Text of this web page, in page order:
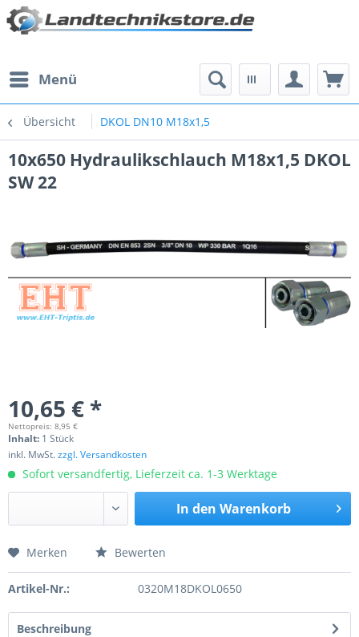
Menü
Übersicht DKOL DN10 M18x1,5
10x650 Hydraulikschlauch M18x1,5 DKOL
SW 22
10,65 € *
Nettopreis: 8,95 €
Inhalt: 1 Stück
inkl. MwSt.zzgl. Versandkosten
Sofort versandfertig, Lieferzeit ca. 1-3 Werktage
In den Warenkorb
Preis anfragen
Merken Bewerten
Artikel-Nr.: 0320M18DKOL0650
Beschreibung